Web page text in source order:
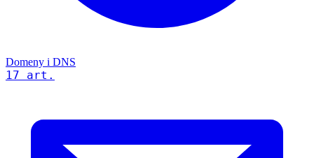
Domeny i DNS
17 art.